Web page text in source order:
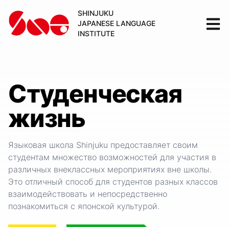
SHINJUKU
JAPANESE LANGUAGE
INSTITUTE
Студенческая
жизнь
Языковая школа Shinjuku предоставляет своим
студентам множество возможностей для участия в
различных внеклассных мероприятиях вне школы.
Это отличный способ для студентов разных классов
взаимодействовать и непосредственно
познакомиться с японской культурой.